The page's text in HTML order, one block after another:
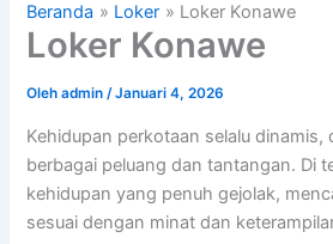
Beranda Loker Loker Konawe
Loker Konawe
Olehadmin/Januari 4, 2026
Kehidupan perkotaan selalu dinamis,
berbagai peluang dan tantangan. Di
kehidupan yang penuh gejolak,
sesuai dengan minat dan